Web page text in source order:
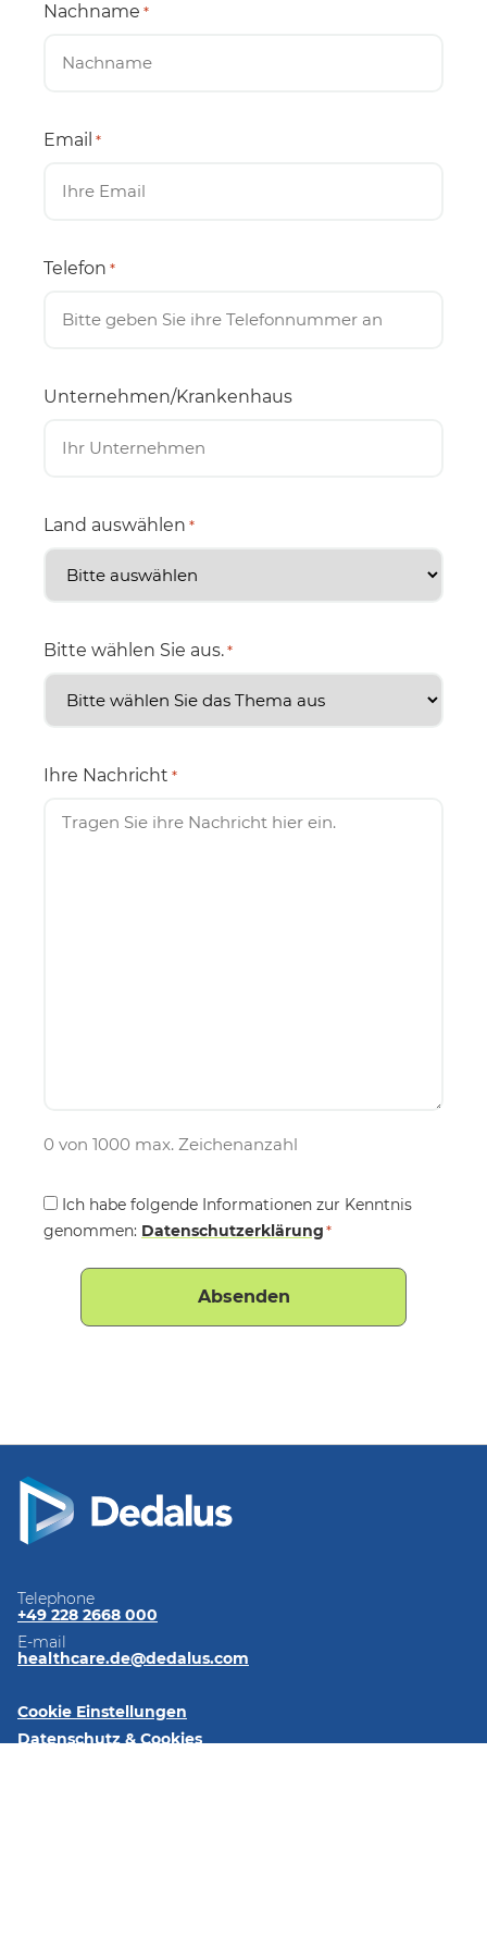
Nachname *
Email *
Telefon *
Unternehmen/Krankenhaus
Land auswählen *
Bitte wählen Sie aus. *
Ihre Nachricht *
0 von 1000 max. Zeichenanzahl
Consent
*
Ich habe folgende Informationen zur Kenntnis
genommen: Datenschutzerklärung*
Telephone
+49 228 2668 000
E-mail
healthcare.de@dedalus.com
Cookie Einstellungen
Datenschutz & Cookies